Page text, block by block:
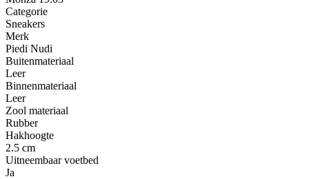
Categorie
Sneakers
Merk
Piedi Nudi
Buitenmateriaal
Leer
Binnenmateriaal
Leer
Zool materiaal
Rubber
Hakhoogte
2.5 cm
Uitneembaar voetbed
Ja